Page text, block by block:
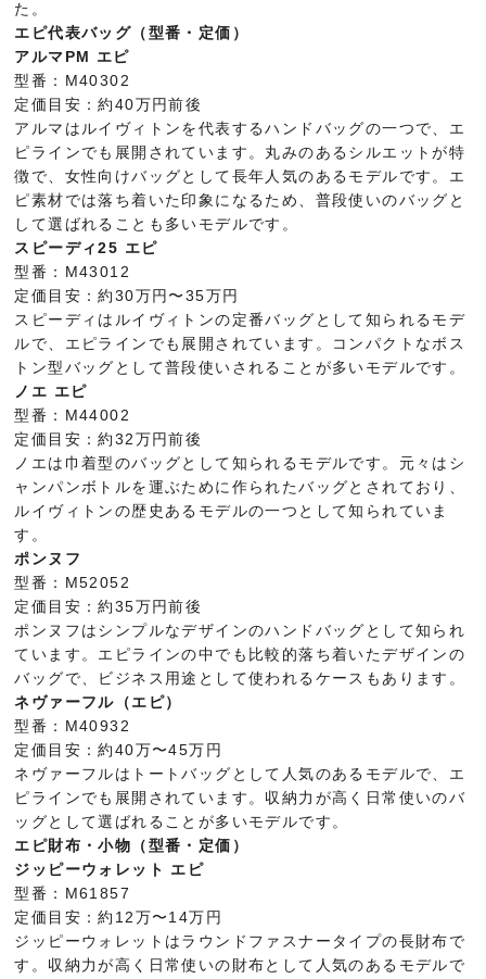
た。
エピ代表バッグ（型番・定価）
アルマPM エピ
型番：M40302
定価目安：約40万円前後
アルマはルイヴィトンを代表するハンドバッグの一つで、エ
ピラインでも展開されています。丸みのあるシルエットが特
徴で、女性向けバッグとして長年人気のあるモデルです。エ
ピ素材では落ち着いた印象になるため、普段使いのバッグと
して選ばれることも多いモデルです。
スピーディ25 エピ
型番：M43012
定価目安：約30万円〜35万円
スピーディはルイヴィトンの定番バッグとして知られるモデ
ルで、エピラインでも展開されています。コンパクトなボス
トン型バッグとして普段使いされることが多いモデルです。
ノエ エピ
型番：M44002
定価目安：約32万円前後
ノエは巾着型のバッグとして知られるモデルです。元々はシ
ャンパンボトルを運ぶために作られたバッグとされており、
ルイヴィトンの歴史あるモデルの一つとして知られていま
す。
ポンヌフ
型番：M52052
定価目安：約35万円前後
ポンヌフはシンプルなデザインのハンドバッグとして知られ
ています。エピラインの中でも比較的落ち着いたデザインの
バッグで、ビジネス用途として使われるケースもあります。
ネヴァーフル（エピ）
型番：M40932
定価目安：約40万〜45万円
ネヴァーフルはトートバッグとして人気のあるモデルで、エ
ピラインでも展開されています。収納力が高く日常使いのバ
ッグとして選ばれることが多いモデルです。
エピ財布・小物（型番・定価）
ジッピーウォレット エピ
型番：M61857
定価目安：約12万〜14万円
ジッピーウォレットはラウンドファスナータイプの長財布で
す。収納力が高く日常使いの財布として人気のあるモデルで